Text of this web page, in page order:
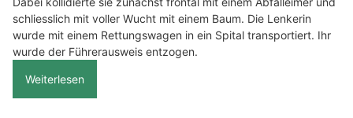
schliesslich mit voller Wucht mit einem Baum. Die Lenkerin
wurde mit einem Rettungswagen in ein Spital transportiert. Ihr
wurde der Führerausweis entzogen.
Weiterlesen